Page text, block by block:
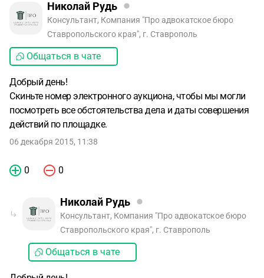
Николай Рудь
Консультант, Компания "Про адвокатское бюро
Ставропольского края", г. Ставрополь
Общаться в чате
Добрый день!
Скиньте номер электронного аукциона, чтобы мы могли
посмотреть все обстоятельства дела и даты совершения
действий по площадке.
06 декабря 2015, 11:38
0 0
Николай Рудь
Консультант, Компания "Про адвокатское бюро
Ставропольского края", г. Ставрополь
Общаться в чате